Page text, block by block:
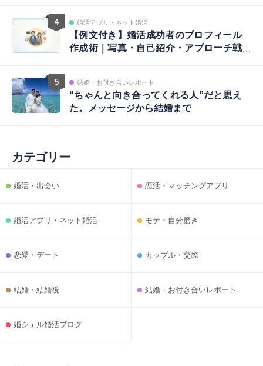
4 婚活アプリ・ネット婚活
【例文付き】婚活成功者のプロフィール
作成術｜写真・自己紹介・アプローチ戦
5 結婚・お付き合いレポート
“ちゃんと向き合ってくれる人”だと思え
た。メッセージから結婚まで
カテゴリー
婚活・出会い 恋活・マッチングアプリ
婚活アプリ・ネット婚活 モテ・自分磨き
恋愛・デート カップル・交際
結婚・結婚後 結婚・お付き合いレポート
婚シェル婚活ブログ